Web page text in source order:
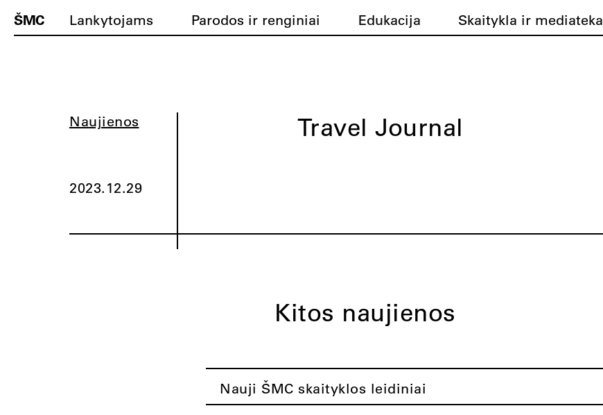
ŠMC Lankytojams Parodos ir renginiai Edukacija Skaitykla ir mediateka
Naujienos
2023.12.29
Travel Journal
Kitos naujienos
Nauji ŠMC skaityklos leidiniai